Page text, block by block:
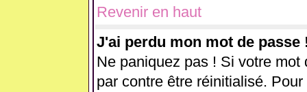
Revenir en haut
J'ai perdu mon mot de passe
Ne paniquez pas ! Si votre
par contre être réinitialisé.